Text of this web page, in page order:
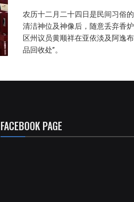
农历十二月二十四日是民间习俗
清洁神位及神像后，随意丢弃香
区州议员黄顺祥在亚依淡及阿逸
品回收处”。
FACEBOOK PAGE